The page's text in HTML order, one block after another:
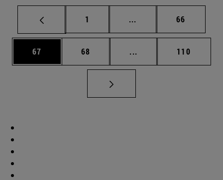
Página
1 ... Páginas intermedias
Página
66
Página
67 Página
68 ... Páginas intermedias
Página
110